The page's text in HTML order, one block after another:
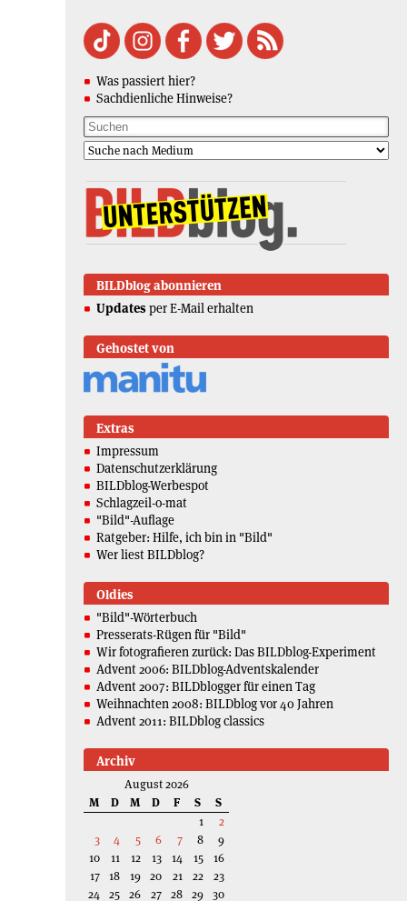
Was passiert hier?
Sachdienliche Hinweise?
BILDblog abonnieren
Updates per E-Mail erhalten
Gehostet von
Extras
Impressum
Datenschutzerklärung
BILDblog-Werbespot
Schlagzeil-o-mat
"Bild"-Auflage
Ratgeber: Hilfe, ich bin in "Bild"
Wer liest BILDblog?
Oldies
"Bild"-Wörterbuch
Presserats-Rügen für "Bild"
Wir fotografieren zurück: Das BILDblog-Experiment
Advent 2006: BILDblog-Adventskalender
Advent 2007: BILDblogger für einen Tag
Weihnachten 2008: BILDblog vor 40 Jahren
Advent 2011: BILDblog classics
Archiv
August 2026
M
D M D F S
S
1
2
3
4 5 6 7 8
9
10
11 12 13 14 15
16
17 18 19 20 21 22
23
24 25 26 27 28 29 30